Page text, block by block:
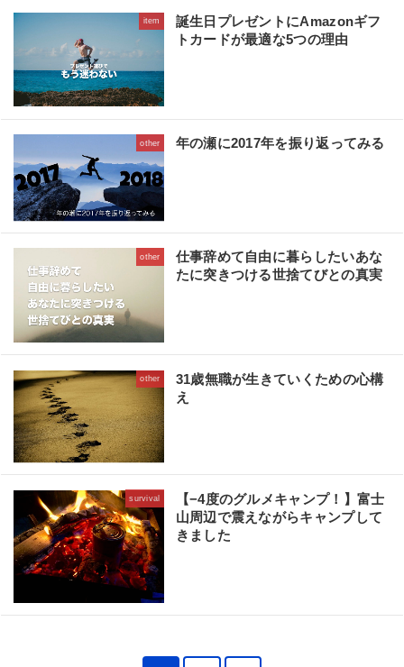
item
誕生日プレゼントにAmazonギフ
トカードが最適な5つの理由
other 年の瀬に2017年を振り返ってみる
other
仕事辞めて自由に暮らしたいあな
たに突きつける世捨てびとの真実
other
31歳無職が生きていくための心構
え
survival
【−4度のグルメキャンプ！】富士
山周辺で震えながらキャンプして
きました